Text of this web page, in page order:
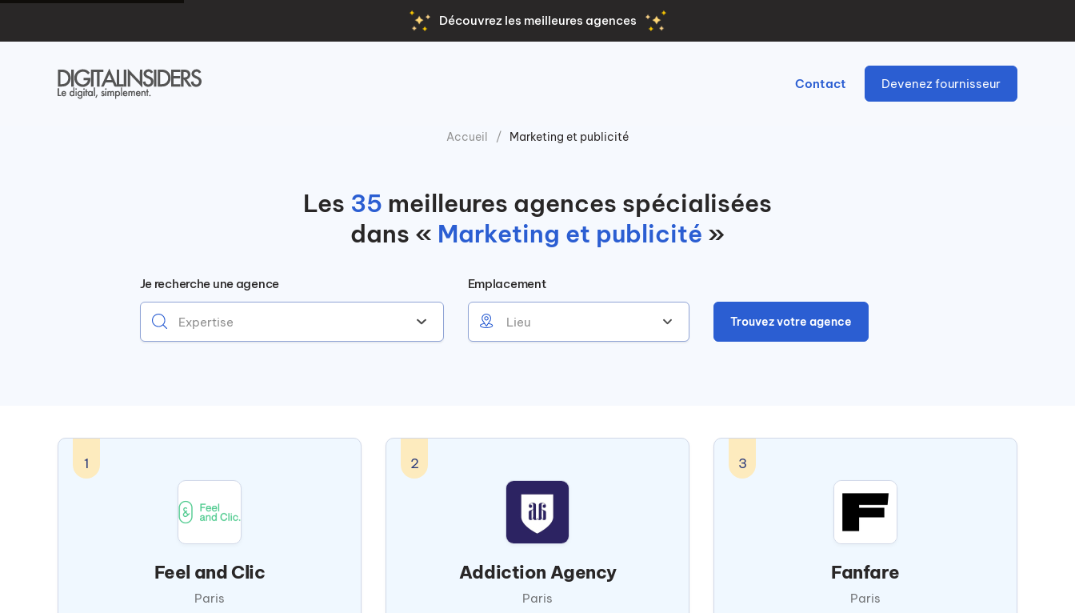
Découvrez les meilleures agences
Contact Devenez fournisseur
Accueil Marketing et publicité
Les 35 meilleures agences spécialisées
dans « Marketing et publicité »
Je recherche une agence
Expertise
Emplacement
Lieu
1
Feel and Clic
Paris
2
Addiction Agency
Paris
3
Fanfare
Paris